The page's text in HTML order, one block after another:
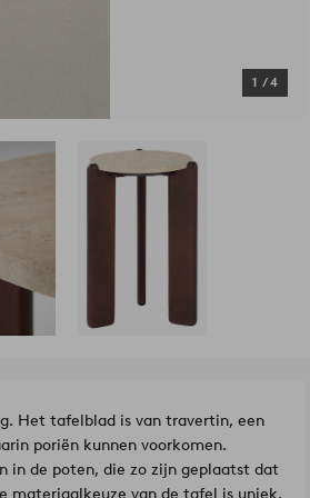
1 /4
Het tafelblad is van travertin, een
poriën kunnen voorkomen.
in de poten, die zo zijn geplaatst dat
materiaalkeuze van de tafel is uniek.